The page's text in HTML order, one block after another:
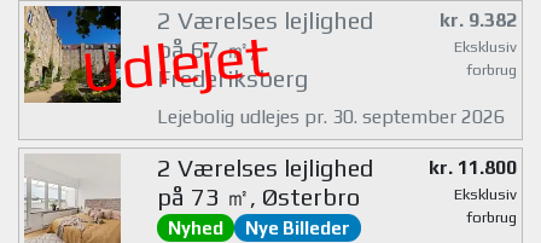
Udlejet
2 Værelses lejlighed
på 67 ㎡,
Frederiksberg
kr. 9.382
Eksklusiv
forbrug
Lejebolig udlejes pr. 30. september 2026
2 Værelses lejlighed
på 73 ㎡, Østerbro
Nyhed Nye Billeder
kr. 11.800
Eksklusiv
forbrug